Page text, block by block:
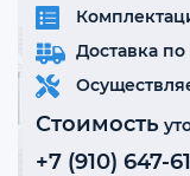
Доставка
Стоимость
+7 (910) 647-